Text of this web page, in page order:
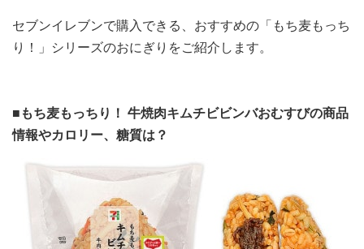
セブンイレブンで購入できる、おすすめの「もち麦もっち
り！」シリーズのおにぎりをご紹介します。
■もち麦もっちり！ 牛焼肉キムチビビンバおむすびの商品
情報やカロリー、糖質は？